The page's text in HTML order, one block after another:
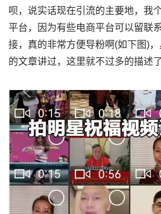
呗，说实话现在引流的主要地，我
平台，因为有些电商平台可以留联
接，真的非常方便导粉啊(如下图)
的文章讲过，这里就不过多的描述了